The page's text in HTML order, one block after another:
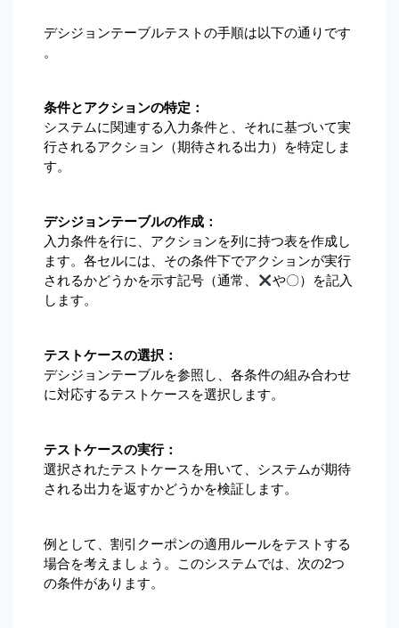
デシジョンテーブルテストの手順は以下の通りです
。
条件とアクションの特定：
システムに関連する入力条件と、それに基づいて実
行されるアクション（期待される出力）を特定しま
す。
デシジョンテーブルの作成：
入力条件を行に、アクションを列に持つ表を作成し
ます。各セルには、その条件下でアクションが実行
されるかどうかを示す記号（通常、
や〇）を記入
します。
テストケースの選択：
デシジョンテーブルを参照し、各条件の組み合わせ
に対応するテストケースを選択します。
テストケースの実行：
選択されたテストケースを用いて、システムが期待
される出力を返すかどうかを検証します。
例として、割引クーポンの適用ルールをテストする
場合を考えましょう。このシステムでは、次の2つ
の条件があります。